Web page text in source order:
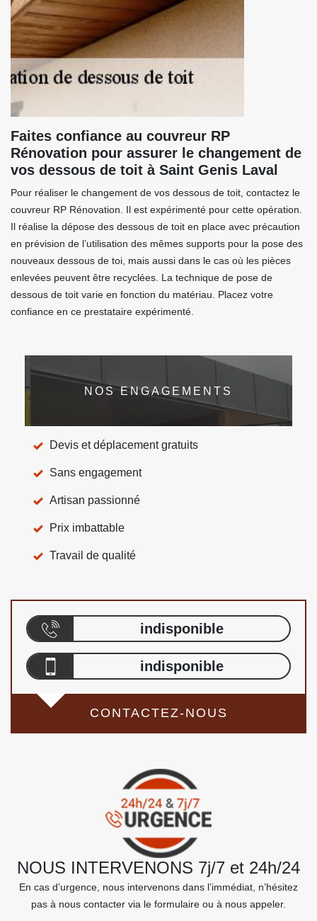
Faites confiance au couvreur RP
Rénovation pour assurer le changement de
vos dessous de toit à Saint Genis Laval
Pour réaliser le changement de vos dessous de toit, contactez le
couvreur RP Rénovation. Il est expérimenté pour cette opération.
Il réalise la dépose des dessous de toit en place avec précaution
en prévision de l’utilisation des mêmes supports pour la pose des
nouveaux dessous de toi, mais aussi dans le cas où les pièces
enlevées peuvent être recyclées. La technique de pose de
dessous de toit varie en fonction du matériau. Placez votre
confiance en ce prestataire expérimenté.
NOS ENGAGEMENTS
Devis et déplacement gratuits
Sans engagement
Artisan passionné
Prix imbattable
Travail de qualité
indisponible
indisponible
CONTACTEZ-NOUS
NOUS INTERVENONS 7j/7 et 24h/24
En cas d’urgence, nous intervenons dans l’immédiat, n’hésitez
pas à nous contacter via le formulaire ou à nous appeler.